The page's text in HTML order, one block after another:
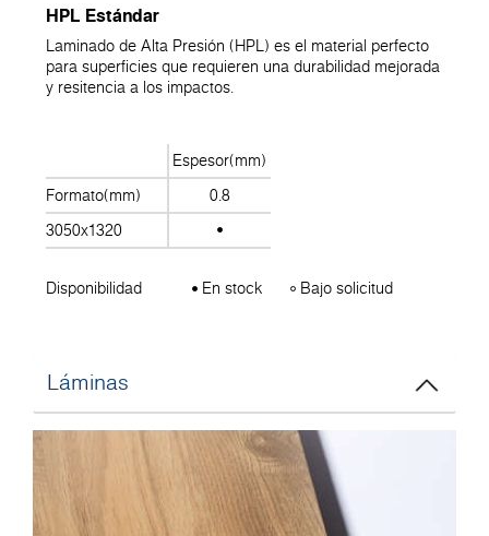
HPL Estándar
Laminado de Alta Presión (HPL) es el material perfecto
para superficies que requieren una durabilidad mejorada
y resitencia a los impactos.
Espesor(mm)
Formato(mm)
0.8
3050x1320
Disponibilidad En stock Bajo solicitud
Láminas